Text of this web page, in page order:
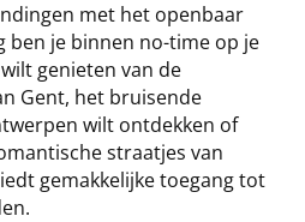
met het openbaar
ben je binnen no-time op je
genieten van de
Gent, het bruisende
wilt ontdekken of
straatjes van
gemakkelijke toegang tot